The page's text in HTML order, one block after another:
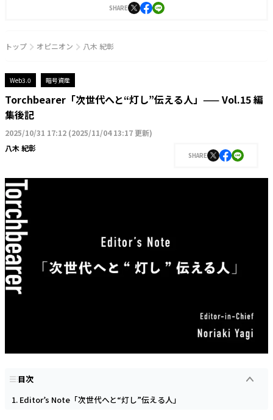
刊。
SHARE
トップ オピニオン 八木 紀彰
Web3.0 暗号資産
Torchbearer「次世代へと“灯し”伝える人」—— Vol.15 編
集後記
2025/10/31 17:12 (2025/11/04 13:17 更新)
八木 紀彰
SHARE
目次
Editor’s Note「次世代へと“灯し”伝える人」